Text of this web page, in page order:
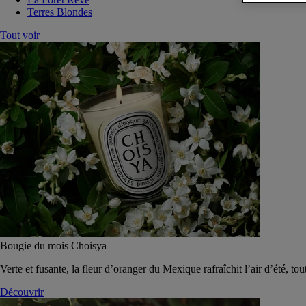
Terres Blondes
Tout voir
Bougie du mois Choisya
Verte et fusante, la fleur d’oranger du Mexique rafraîchit l’air d’été,
Découvrir